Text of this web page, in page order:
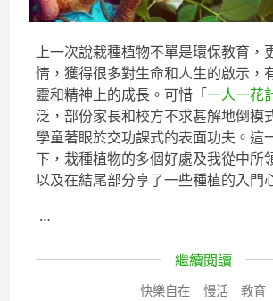
上一次說栽種植物不單是環保教育，
情，獲得很多對生命和人生的啟示，
靈和精神上的成長。可惜「一人一花
泛，部份家長和校方不求甚解地倒模
學童著眼於交功課式的表面功夫。這
下，栽種植物的多個好處及我從中所
以及在結尾部分享了一些種植的入門
…
繼續閱讀
快樂自在 慢活 教育